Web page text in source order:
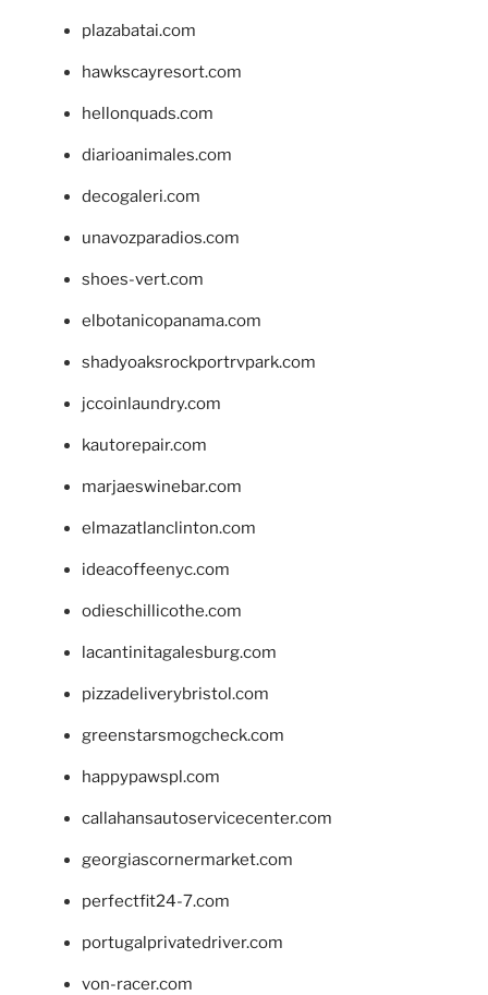
plazabatai.com
hawkscayresort.com
hellonquads.com
diarioanimales.com
decogaleri.com
unavozparadios.com
shoes-vert.com
elbotanicopanama.com
shadyoaksrockportrvpark.com
jccoinlaundry.com
kautorepair.com
marjaeswinebar.com
elmazatlanclinton.com
ideacoffeenyc.com
odieschillicothe.com
lacantinitagalesburg.com
pizzadeliverybristol.com
greenstarsmogcheck.com
happypawspl.com
callahansautoservicecenter.com
georgiascornermarket.com
perfectfit24-7.com
portugalprivatedriver.com
von-racer.com